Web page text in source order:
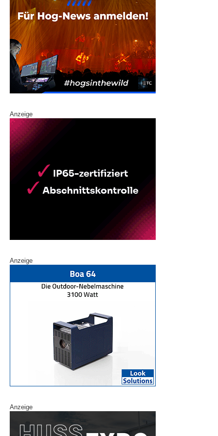
Anzeige
Anzeige
Anzeige